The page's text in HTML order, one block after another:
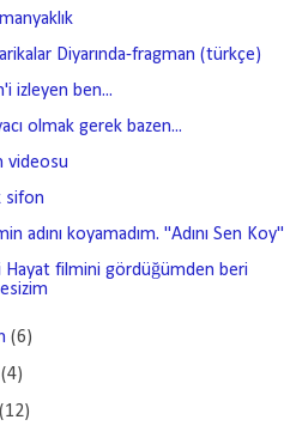
Diyarında-fragman (türkçe)
izleyen ben...
olmak gerek bazen...
videosu
sifon
adını koyamadım. "Adını Sen Koy"
Hayat filmini gördüğümden beri
(6)
(4)
(12)